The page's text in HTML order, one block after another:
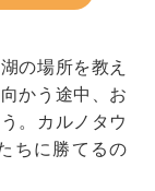
の場所を教え
かう途中、お
。カルノタウ
ちに勝てるの